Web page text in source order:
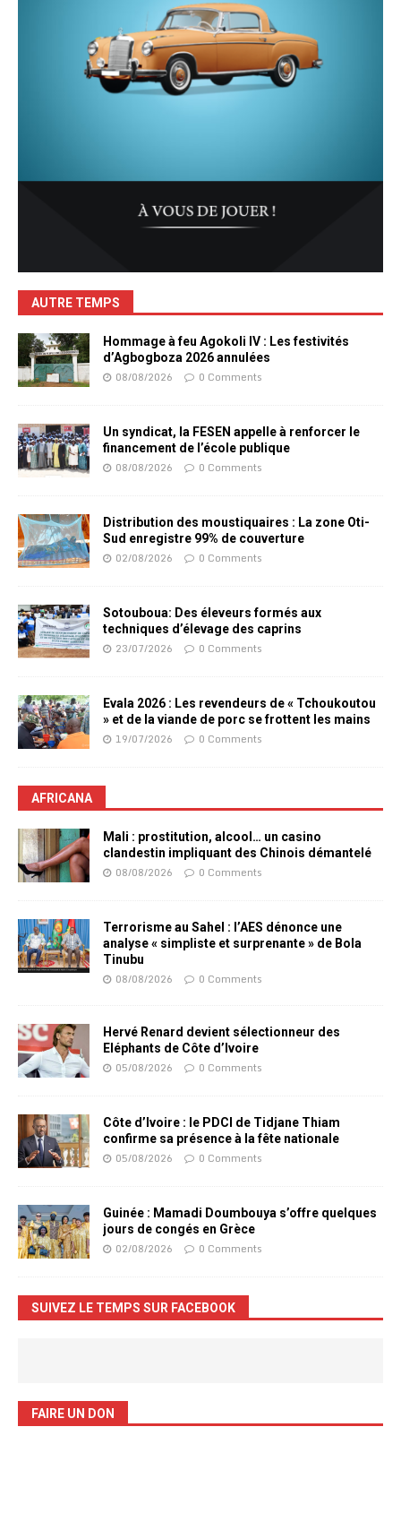
AUTRE TEMPS
Hommage à feu Agokoli IV : Les festivités
d’Agbogboza 2026 annulées
08/08/2026 0 Comments
Un syndicat, la FESEN appelle à renforcer le
financement de l’école publique
08/08/2026 0 Comments
Distribution des moustiquaires : La zone Oti-
Sud enregistre 99% de couverture
02/08/2026 0 Comments
Sotouboua: Des éleveurs formés aux
techniques d’élevage des caprins
23/07/2026 0 Comments
Evala 2026 : Les revendeurs de « Tchoukoutou
» et de la viande de porc se frottent les mains
19/07/2026 0 Comments
AFRICANA
Mali : prostitution, alcool… un casino
clandestin impliquant des Chinois démantelé
08/08/2026 0 Comments
Terrorisme au Sahel : l’AES dénonce une
analyse « simpliste et surprenante » de Bola
Tinubu
08/08/2026 0 Comments
Hervé Renard devient sélectionneur des
Eléphants de Côte d’Ivoire
05/08/2026 0 Comments
Côte d’Ivoire : le PDCI de Tidjane Thiam
confirme sa présence à la fête nationale
05/08/2026 0 Comments
Guinée : Mamadi Doumbouya s’offre quelques
jours de congés en Grèce
02/08/2026 0 Comments
SUIVEZ LE TEMPS SUR FACEBOOK
FAIRE UN DON